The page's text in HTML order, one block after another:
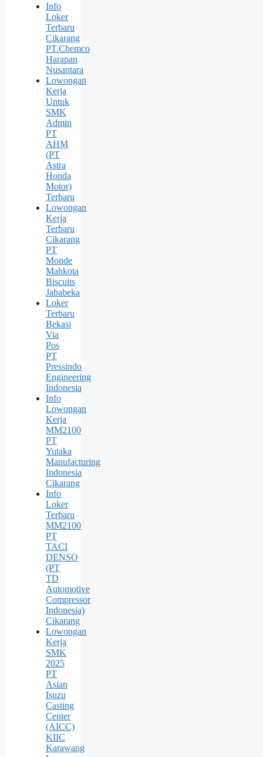
Info
Loker
Terbaru
Cikarang
PT.Chemco
Harapan
Nusantara
Lowongan
Kerja
Untuk
SMK
Admin
PT
AHM
(PT
Astra
Honda
Motor)
Terbaru
Lowongan
Kerja
Terbaru
Cikarang
PT
Monde
Mahkota
Biscuits
Jababeka
Loker
Terbaru
Bekasi
Via
Pos
PT
Pressindo
Engineering
Indonesia
Info
Lowongan
Kerja
MM2100
PT
Yutaka
Manufacturing
Indonesia
Cikarang
Info
Loker
Terbaru
MM2100
PT
TACI
DENSO
(PT
TD
Automotive
Compressor
Indonesia)
Cikarang
Lowongan
Kerja
SMK
2025
PT
Asian
Isuzu
Casting
Center
(AICC)
KIIC
Karawang